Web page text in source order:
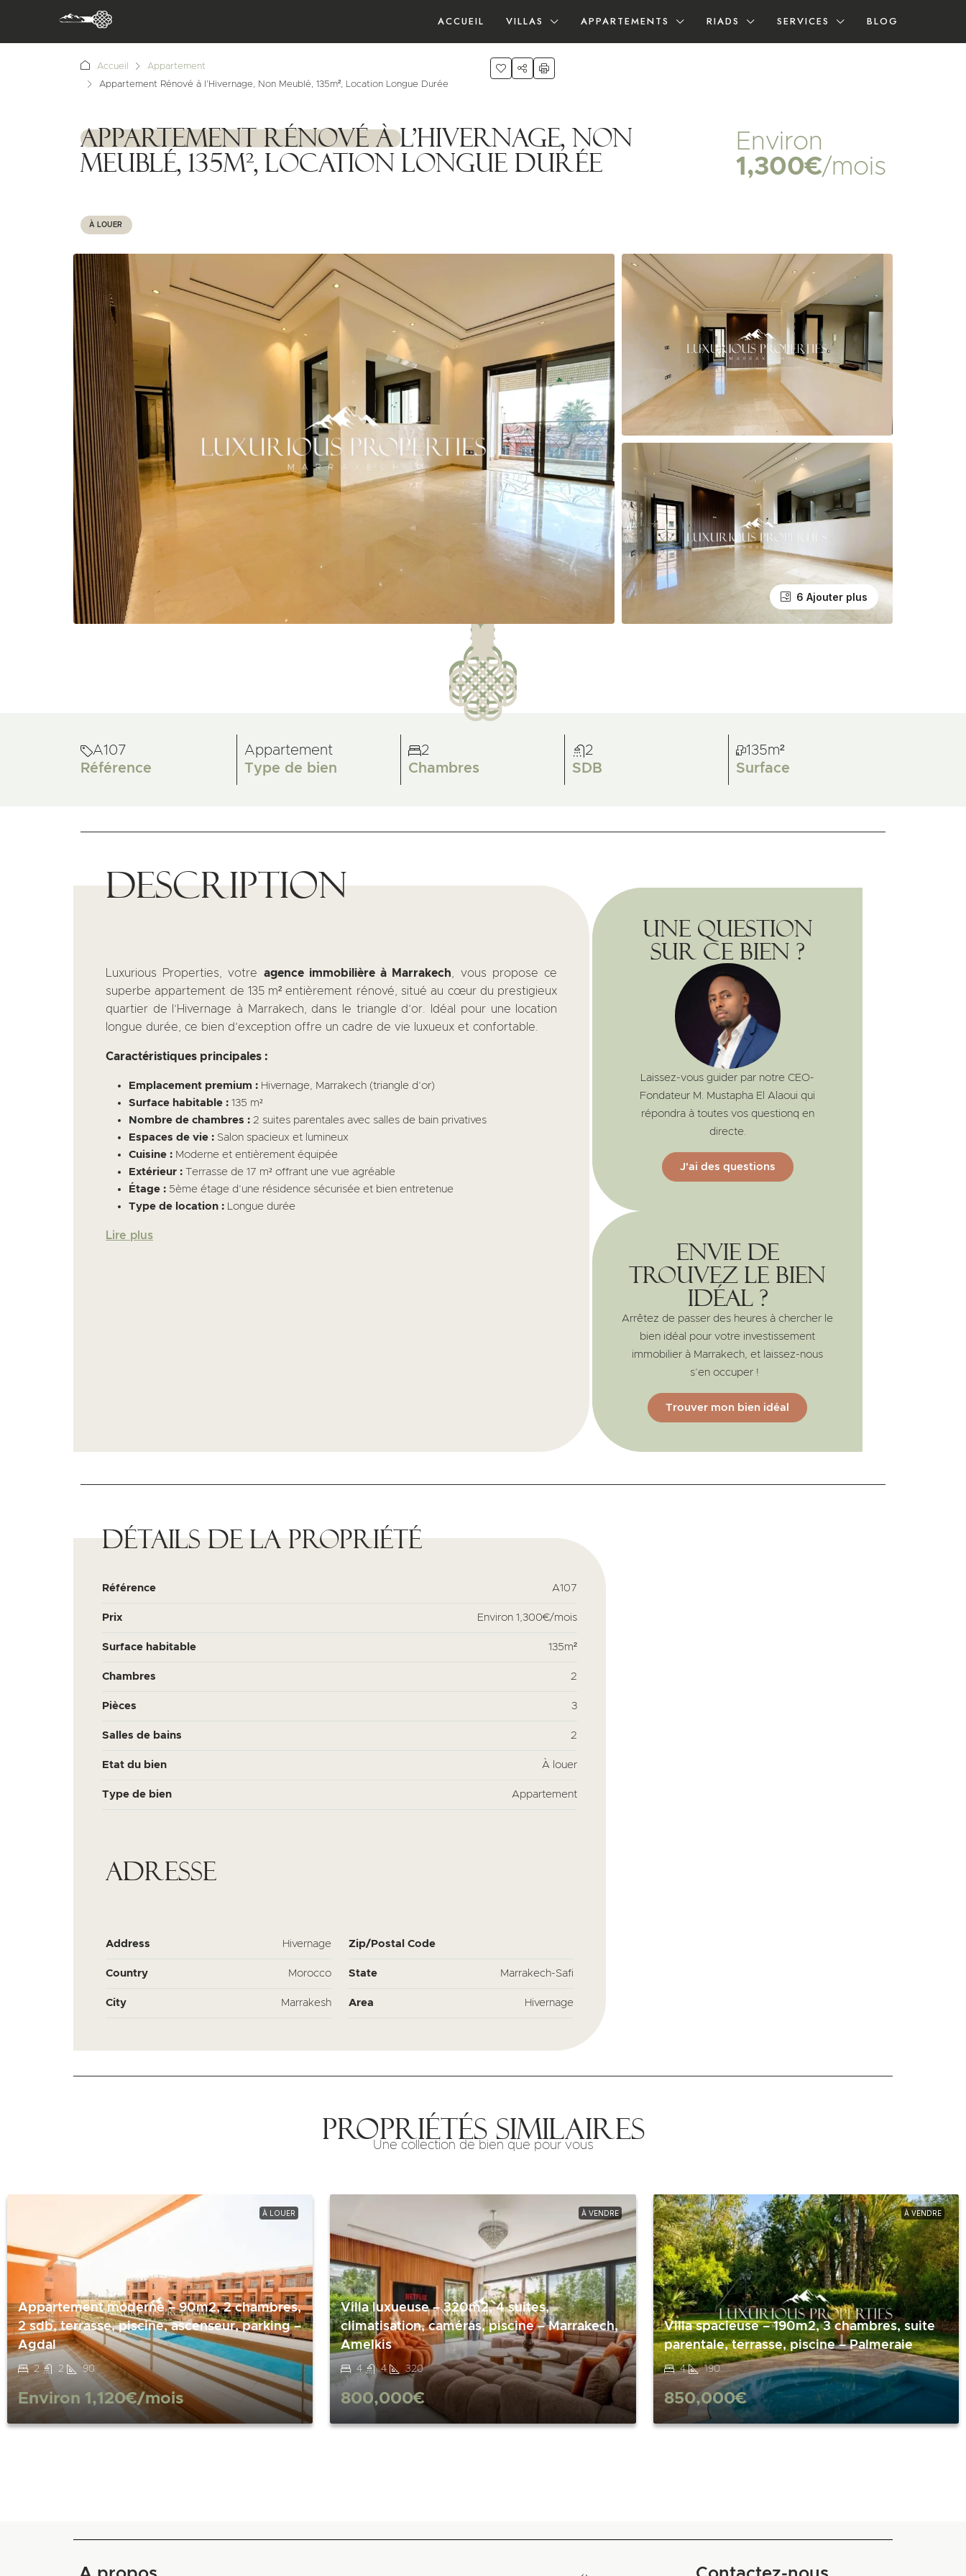
ACCUEIL VILLAS APPARTEMENTS RIADS SERVICES BLOG
Accueil
Appartement
Appartement Rénové à l’Hivernage, Non Meublé, 135m², Location Longue Durée
1111111
Appartement Rénové à l’Hivernage, Non
Meublé, 135m², Location Longue Durée
Environ
1,300€/mois
À LOUER
6 Ajouter plus
A107
Référence
Appartement
Type de bien
2
Chambres
2
SDB
135m²
Surface
Description
Luxurious Properties, votre agence immobilière à Marrakech , vous propose ce
superbe appartement de 135 m² entièrement rénové, situé au cœur du prestigieux
quartier de l’Hivernage à Marrakech, dans le triangle d’or. Idéal pour une location
longue durée, ce bien d’exception offre un cadre de vie luxueux et confortable.
Caractéristiques principales :
Emplacement premium : Hivernage, Marrakech (triangle d’or)
Surface habitable : 135 m²
Nombre de chambres : 2 suites parentales avec salles de bain privatives
Espaces de vie : Salon spacieux et lumineux
Cuisine : Moderne et entièrement équipée
Extérieur : Terrasse de 17 m² offrant une vue agréable
Étage : 5ème étage d’une résidence sécurisée et bien entretenue
Type de location : Longue durée
Lire plus
Envie de
trouvez le bien
idéal ?
Arrêtez de passer des heures à chercher le
bien idéal pour votre investissement
immobilier à Marrakech, et laissez-nous
s’en occuper !
Trouver mon bien idéal
Une question
sur ce bien ?
Laissez-vous guider par notre CEO-
Fondateur M. Mustapha El Alaoui qui
répondra à toutes vos questionq en
directe.
J'ai des questions
Détails de la propriété
Référence A107
Prix Environ 1,300€/mois
Surface habitable 135m²
Chambres 2
Pièces 3
Salles de bains 2
Etat du bien À louer
Type de bien Appartement
Adresse
Address Hivernage Zip/Postal Code
Country Morocco State Marrakech-Safi
City Marrakesh Area Hivernage
Propriétés similaires
Une collection de bien que pour vous
À LOUER
Appartement moderne – 90m2, 2 chambres,
2 sdb, terrasse, piscine, ascenseur, parking –
Agdal
2 2 90
Environ 1,120€/mois
À VENDRE
Villa luxueuse – 320m2, 4 suites,
climatisation, caméras, piscine – Marrakech,
Amelkis
4 4 320
800,000€
À VENDRE
Villa spacieuse – 190m2, 3 chambres, suite
parentale, terrasse, piscine – Palmeraie
4 190
850,000€